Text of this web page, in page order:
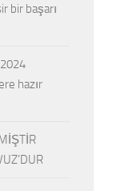
bir başarı
hazır